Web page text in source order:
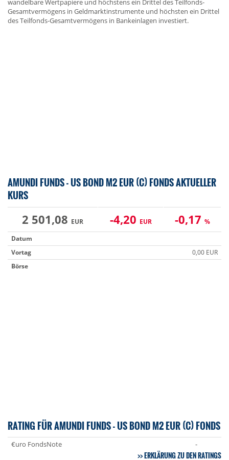
wandelbare Wertpapiere und höchstens ein Drittel des Teilfonds-
Gesamtvermögens in Geldmarktinstrumente und höchsten ein Drittel
des Teilfonds-Gesamtvermögens in Bankeinlagen investiert.
AMUNDI FUNDS - US BOND M2 EUR (C) FONDS AKTUELLER
KURS
2 501,08 EUR -4,20 EUR -0,17 %
Datum
Vortag
0,00 EUR
Börse
RATING FÜR AMUNDI FUNDS - US BOND M2 EUR (C) FONDS
€uro FondsNote -
ERKLÄRUNG ZU DEN RATINGS